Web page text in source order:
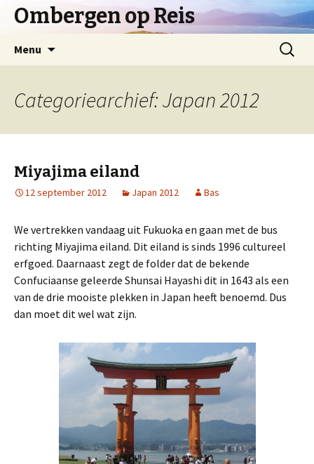
Ombergen op Reis
Menu
Zoeken
naar:
Categoriearchief: Japan 2012
Miyajima eiland
12 september 2012 Japan 2012 Bas
We vertrekken vandaag uit Fukuoka en gaan met de bus
richting Miyajima eiland. Dit eiland is sinds 1996 cultureel
erfgoed. Daarnaast zegt de folder dat de bekende
Confuciaanse geleerde Shunsai Hayashi dit in 1643 als een
van de drie mooiste plekken in Japan heeft benoemd. Dus
dan moet dit wel wat zijn.